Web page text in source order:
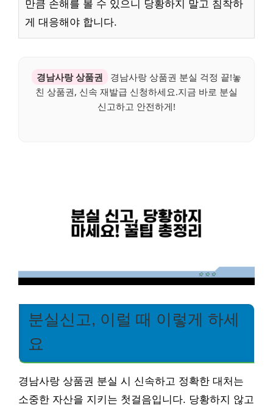
만큼 손해를 볼 수 있으니 당황하지 말고 침착하
게 대응해야 합니다.
경남사랑 상품권
경남사랑 상품권 분실 걱정 끝!놓
친 상품권, 신속 재발급 신청하세요.지금 바로 분실
신고하고 안전하게!
분실신고, 이럴 때 이렇게 하세
요
경남사랑 상품권 분실 시 신속하고 정확한 대처는
소중한 자산을 지키는 첫걸음입니다. 당황하지 않고